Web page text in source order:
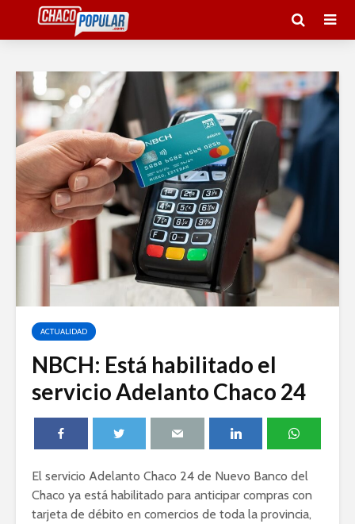
ACTUALIDAD
NBCH: Está habilitado el
servicio Adelanto Chaco 24
El servicio Adelanto Chaco 24 de Nuevo Banco del
Chaco ya está habilitado para anticipar compras con
tarjeta de débito en comercios de toda la provincia,